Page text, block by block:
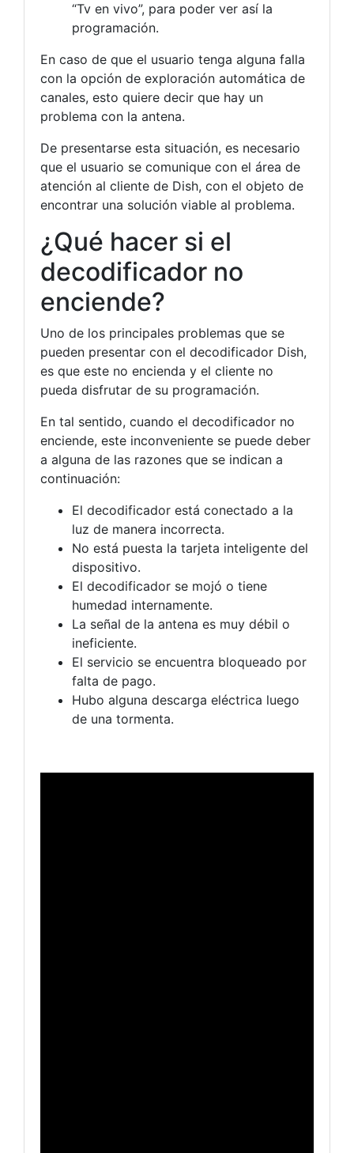
“Tv en vivo”, para poder ver así la
programación.
En caso de que el usuario tenga alguna falla
con la opción de exploración automática de
canales, esto quiere decir que hay un
problema con la antena.
De presentarse esta situación, es necesario
que el usuario se comunique con el área de
atención al cliente de Dish, con el objeto de
encontrar una solución viable al problema.
¿Qué hacer si el
decodificador no
enciende?
Uno de los principales problemas que se
pueden presentar con el decodificador Dish,
es que este no encienda y el cliente no
pueda disfrutar de su programación.
En tal sentido, cuando el decodificador no
enciende, este inconveniente se puede deber
a alguna de las razones que se indican a
continuación:
El decodificador está conectado a la
luz de manera incorrecta.
No está puesta la tarjeta inteligente del
dispositivo.
El decodificador se mojó o tiene
humedad internamente.
La señal de la antena es muy débil o
ineficiente.
El servicio se encuentra bloqueado por
falta de pago.
Hubo alguna descarga eléctrica luego
de una tormenta.